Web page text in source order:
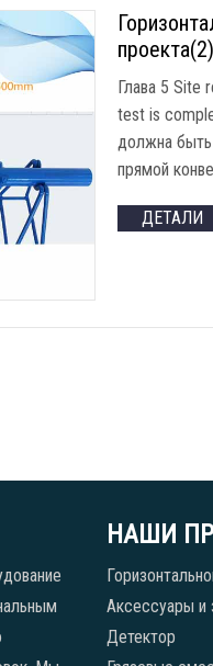
проекта(2)
Глава 5Site
test is
должна быть
прямой
ДЕТАЛИ
НАШИ
Аксессуары и
Детектор